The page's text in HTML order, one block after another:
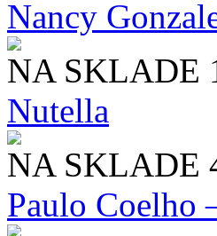
Nancy
NA SKLADE
Nutella
NA SKLADE
Paulo Coelho